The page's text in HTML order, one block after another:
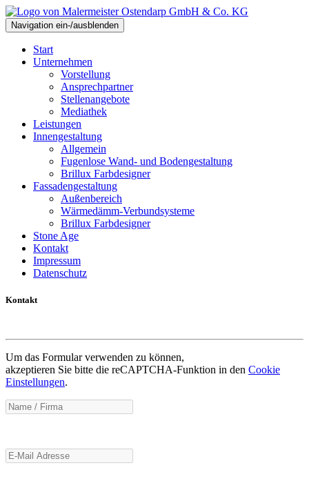
Navigation ein-/ausblenden
Start
Unternehmen
Vorstellung
Ansprechpartner
Stellenangebote
Mediathek
Leistungen
Innengestaltung
Allgemein
Fugenlose Wand- und Bodengestaltung
Brillux Farbdesigner
Fassadengestaltung
Außenbereich
Wärmedämm-Verbundsysteme
Brillux Farbdesigner
Stone Age
Kontakt
Impressum
Datenschutz
Kontakt
Um das Formular verwenden zu können,
akzeptieren Sie bitte die reCAPTCHA-Funktion in den Cookie
Einstellungen.